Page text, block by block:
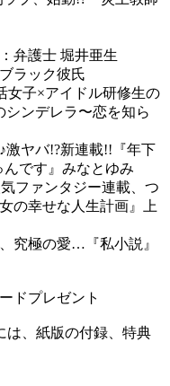
弁護士 堀井亜生
ラック彼氏
女子×アイドル研修生の
シンデレラ〜恋を知ら
激ヤバ!?新連載!!『年下
んです』みなとゆみ
ファンタジー連載、つ
の幸せな人生計画』上
究極の愛…『私小説』
ドプレゼント
は、紙版の付録、特典